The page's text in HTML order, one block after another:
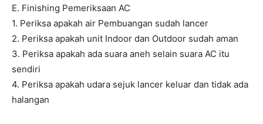
E. Finishing Pemeriksaan AC
1. Periksa apakah air Pembuangan sudah lancer
2. Periksa apakah unit Indoor dan Outdoor sudah aman
3. Periksa apakah ada suara aneh selain suara AC itu
sendiri
4. Periksa apakah udara sejuk lancer keluar dan tidak ada
halangan